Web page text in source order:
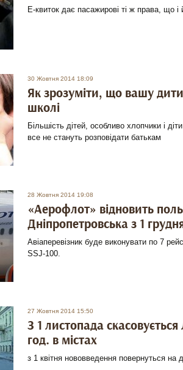
Е-квиток дає пасажирові ті ж права, що і
30 Жовтня 2014 18:09
Як зрозуміти, що вашу
школі
Більшість дітей, особливо хлопчики і
все не стануть розповідати батькам
28 Жовтня 2014 19:08
«Аерофлот» відновить
Дніпропетровська з 1
Авіаперевізник буде виконувати по 7
SSJ-100.
27 Жовтня 2014 15:50
З 1 листопада
год. в містах
з 1 квітня нововведення повернуться на